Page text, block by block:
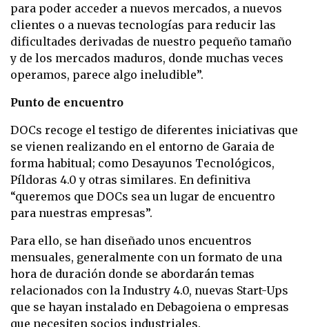
para poder acceder a nuevos mercados, a nuevos
clientes o a nuevas tecnologías para reducir las
dificultades derivadas de nuestro pequeño tamaño
y de los mercados maduros, donde muchas veces
operamos, parece algo ineludible”.
Punto de encuentro
DOCs recoge el testigo de diferentes iniciativas que
se vienen realizando en el entorno de Garaia de
forma habitual; como Desayunos Tecnológicos,
Píldoras 4.0 y otras similares. En definitiva
“queremos que DOCs sea un lugar de encuentro
para nuestras empresas”.
Para ello, se han diseñado unos encuentros
mensuales, generalmente con un formato de una
hora de duración donde se abordarán temas
relacionados con la Industry 4.0, nuevas Start-Ups
que se hayan instalado en Debagoiena o empresas
que necesiten socios industriales.